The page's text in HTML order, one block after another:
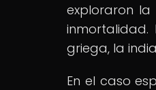
exploraron
inmortalidad.
griega, la
En el caso